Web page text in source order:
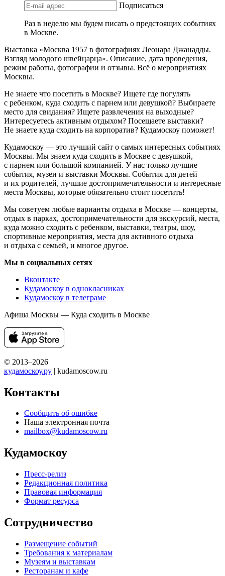
Подписаться
Раз в неделю мы будем писать о предстоящих событиях
в Москве.
Выставка «Москва 1957 в фотографиях Леонара Джанадды.
Взгляд молодого швейцарца». Описание, дата проведения,
режим работы, фотографии и отзывы. Всё о мероприятиях
Москвы.
Не знаете что посетить в Москве? Ищете где погулять
с ребенком, куда сходить с парнем или девушкой? Выбираете
место для свидания? Ищете развлечения на выходные?
Интересуетесь активным отдыхом? Посещаете выставки?
Не знаете куда сходить на корпоратив? Кудамоскоу поможет!
Кудамоскоу — это лучший сайт о самых интересных событиях
Москвы. Мы знаем куда сходить в Москве с девушкой,
с парнем или большой компанией. У нас только лучшие
события, музеи и выставки Москвы. События для детей
и их родителей, лучшие достопримечательности и интересные
места Москвы, которые обязательно стоит посетить!
Мы советуем любые варианты отдыха в Москве — концерты,
отдых в парках, достопримечательности для экскурсий, места,
куда можно сходить с ребенком, выставки, театры, шоу,
спортивные мероприятия, места для активного отдыха
и отдыха с семьей, и многое другое.
Мы в социальных сетях
Вконтакте
Кудамоскоу в однокласниках
Кудамоскоу в телеграме
Афиша Москвы — Куда сходить в Москве
© 2013–2026
кудамоскоу.ру | kudamoscow.ru
Контакты
Сообщить об ошибке
Наша электронная почта
mailbox@kudamoscow.ru
Кудамоскоу
Пресс-релиз
Редакционная политика
Правовая информация
Формат ресурса
Сотрудничество
Размещение событий
Требования к материалам
Музеям и выставкам
Ресторанам и кафе